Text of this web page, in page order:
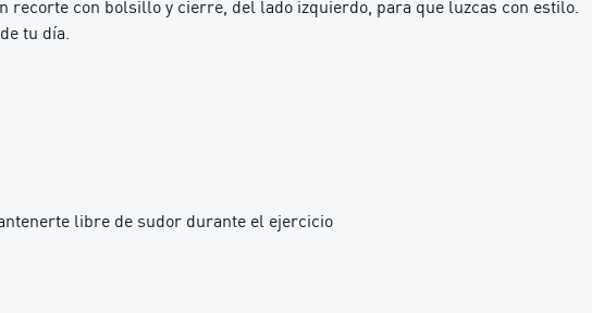
recorte con bolsillo y cierre, del lado izquierdo, para que luzcas con estilo.
tu día.
libre de sudor durante el ejercicio